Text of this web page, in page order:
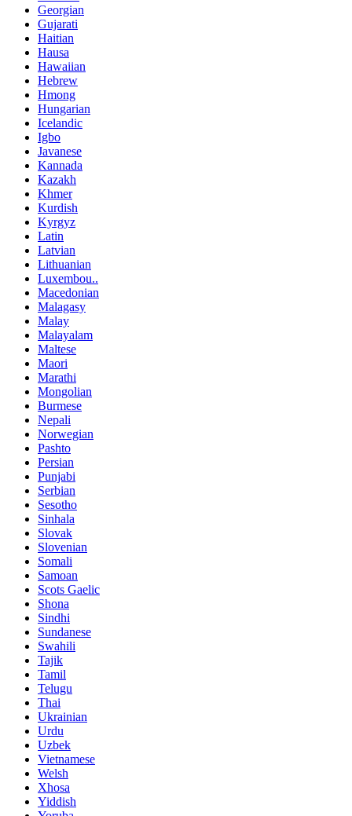
Georgian
Gujarati
Haitian
Hausa
Hawaiian
Hebrew
Hmong
Hungarian
Icelandic
Igbo
Javanese
Kannada
Kazakh
Khmer
Kurdish
Kyrgyz
Latin
Latvian
Lithuanian
Luxembou..
Macedonian
Malagasy
Malay
Malayalam
Maltese
Maori
Marathi
Mongolian
Burmese
Nepali
Norwegian
Pashto
Persian
Punjabi
Serbian
Sesotho
Sinhala
Slovak
Slovenian
Somali
Samoan
Scots Gaelic
Shona
Sindhi
Sundanese
Swahili
Tajik
Tamil
Telugu
Thai
Ukrainian
Urdu
Uzbek
Vietnamese
Welsh
Xhosa
Yiddish